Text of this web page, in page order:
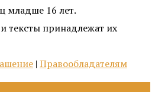
младше 16 лет.
тексты принадлежат их
| Правообладателям